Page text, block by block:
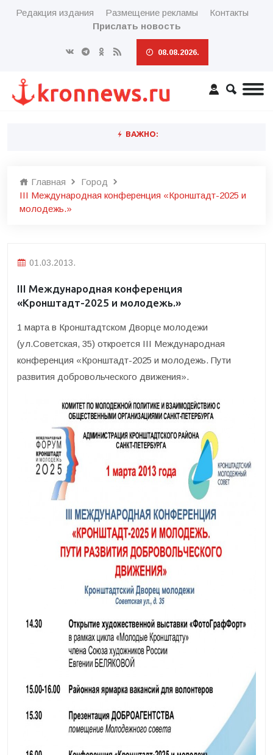
Редакция издания Размещение рекламы
Контакты
Прислать новость
08.08.2026.
ВАЖНО:
Главная
Город
III Международная конференция «Кронштадт-2025 и
молодежь.»
01.03.2013.
III Международная конференция
«Кронштадт-2025 и молодежь.»
1 марта в Кронштадтском Дворце молодежи
(ул.Советская, 35) откроется III Международная
конференция «Кронштадт-2025 и молодежь. Пути
развития добровольческого движения».